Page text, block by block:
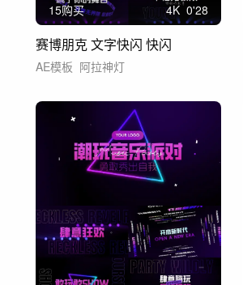
15购买 4K 0'28
赛博朋克 文字快闪 快闪
AE模板 阿拉神灯